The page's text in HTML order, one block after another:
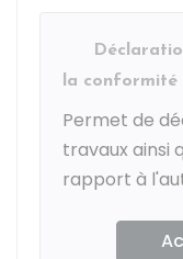
la
Permet de
travaux ainsi
rapport à